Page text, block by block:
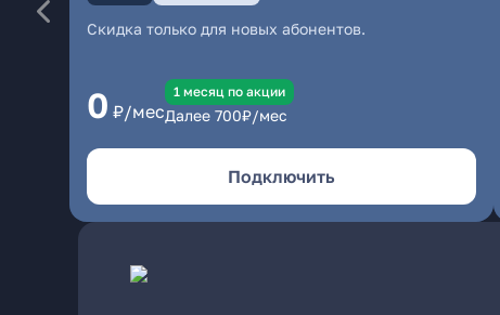
Скидка только для новых абонентов.
0 ₽/мес
1 месяц по акции
Далее 700₽/мес
Подключить